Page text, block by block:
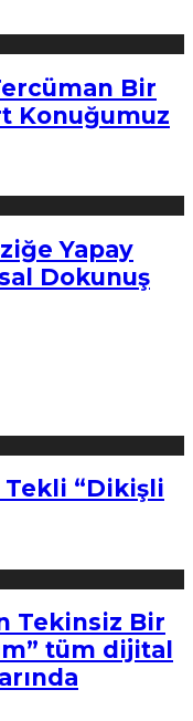
Bir
Konuğumuz
Yapay
Dokunuş
Tekli “Dikişli
Tekinsiz Bir
tüm dijital